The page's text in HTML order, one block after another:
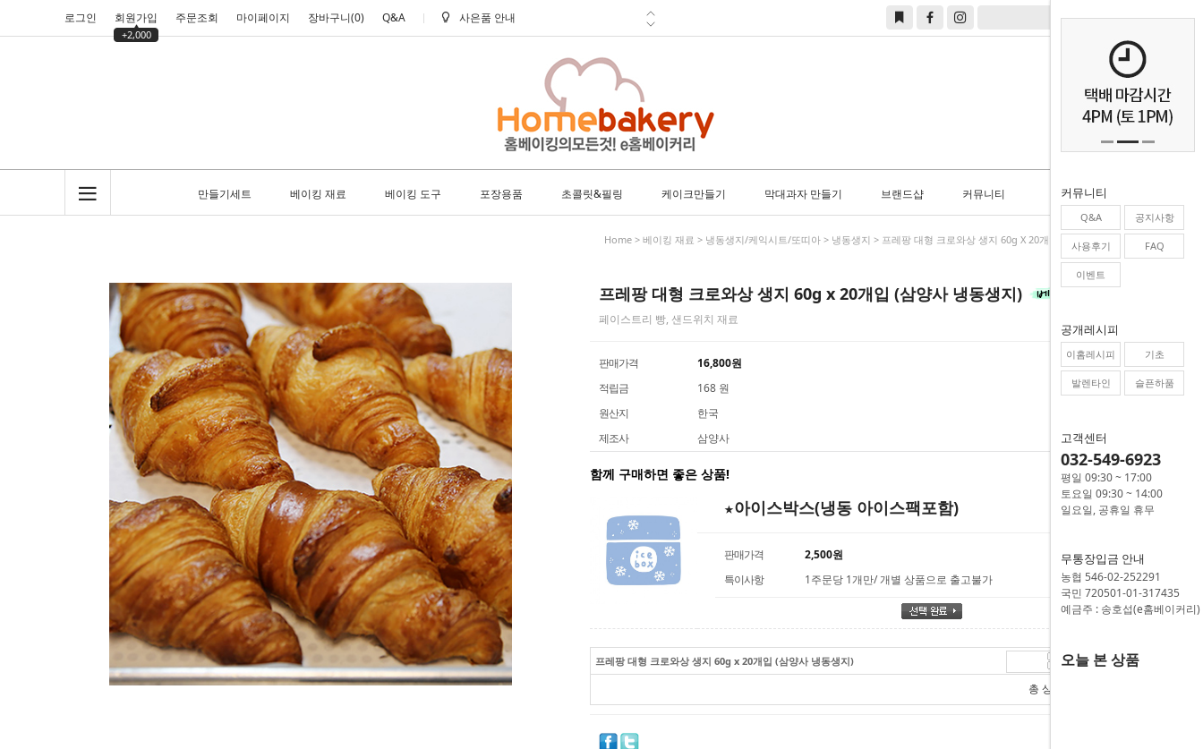
로그인 회원가입
+2,000
주문조회 마이페이지 장바구니(0) Q&A
신선한 배송 아이스박스 필수구매!
학교 ㆍ 공공기관 후불 주문 안내
8월 택배 배송 안내
만들기세트 베이킹 재료 베이킹 도구 포장용품 초콜릿&필링 케이크만들기 막대과자 만들기 브랜드샵 커뮤니티 커뮤니티
Q&A 공지사항
사용후기 FAQ
이벤트
공개레시피
이홈레시피 기초
발렌타인 슬픈하품
고객센터
032-549-6923
평일 09:30 ~ 17:00
토요일 09:30 ~ 14:00
일요일, 공휴일 휴무
무통장입금 안내
농협 546-02-252291
국민 720501-01-317435
예금주 : 송호섭(e홈베이커리)
오늘 본 상품
Home > 베이킹 재료 > 냉동생지/케익시트/또띠아 > 냉동생지 > 프레팡 대형 크로와상 생지 60g X 20개입 (삼양사 냉동생지)
프레팡 대형 크로와상 생지 60g x 20개입 (삼양사 냉동생지)
페이스트리 빵, 샌드위치 재료
판매가격 16,800원
적립금
168 원
원산지
한국
제조사
삼양사
함께 구매하면 좋은 상품!
★아이스박스(냉동 아이스팩포함)
판매가격
2,500원
특이사항
1주문당 1개만/ 개별 상품으로 출고불가
프레팡 대형 크로와상 생지 60g x 20개입 (삼양사 냉동생지) 16,800 원
총 상품 금액